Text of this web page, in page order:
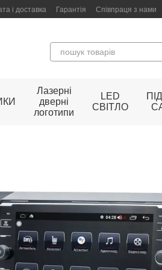
і доставка Гарантія Співпраця з нами
Лазерні
дверні
логотипи
LED
СВІТЛО